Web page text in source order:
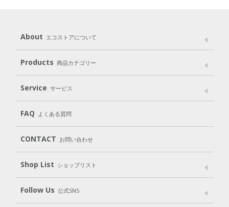
About エコストアについて
メッセージ ブランドストーリー
パッケージへのこだわり
動物実験をしない
Products 商品カテゴリー
Laundry
Body（ボディ） Hair（ヘア） Oral care（オーラルケア）
Goods （グッズ）
Gift set
Service サービス
User Guide
Subscription（定期便）
FAQ よくある質問
CONTACT お問い合わせ
Shop List ショップリスト
Shop List
Follow Us 公式SNS